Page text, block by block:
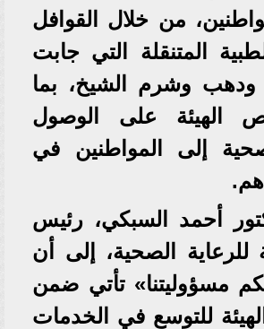
من خلال القوافل
المتنقلة التي جابت
وشرم الشيخ، بما
الهيئة على الوصول
إلى المواطنين في
أحمد السبكي، رئيس
للرعاية الصحية، إلى أن
مسؤوليتنا» تأتي ضمن
للتوسع في الخدمات